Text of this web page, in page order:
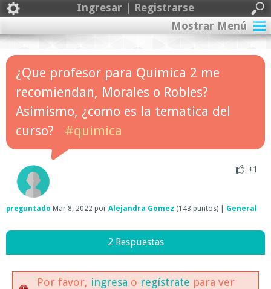
Ingresar | Registrarse
Mostrar Menú
¿Que profesor para Quimica 2 me
recomiendan, Morales o Robles?
Asimismo, ¿como es la tematica del
curso?
#quimica
+1
preguntado Mar 8, 2022 por Alejandra Gomez (143 puntos) General
2 Respuestas
Por favor, ingresa o regístrate para ver